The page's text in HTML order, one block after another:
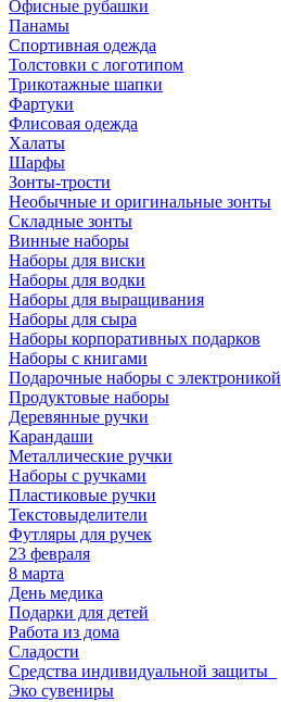
Офисные рубашки
Панамы
Спортивная одежда
Толстовки с логотипом
Трикотажные шапки
Фартуки
Флисовая одежда
Халаты
Шарфы
Зонты-трости
Необычные и оригинальные зонты
Складные зонты
Винные наборы
Наборы для виски
Наборы для водки
Наборы для выращивания
Наборы для сыра
Наборы корпоративных подарков
Наборы с книгами
Подарочные наборы с электроникой
Продуктовые наборы
Деревянные ручки
Карандаши
Металлические ручки
Наборы с ручками
Пластиковые ручки
Текстовыделители
Футляры для ручек
23 февраля
8 марта
День медика
Подарки для детей
Работа из дома
Сладости
Средства индивидуальной защиты_
Эко сувениры